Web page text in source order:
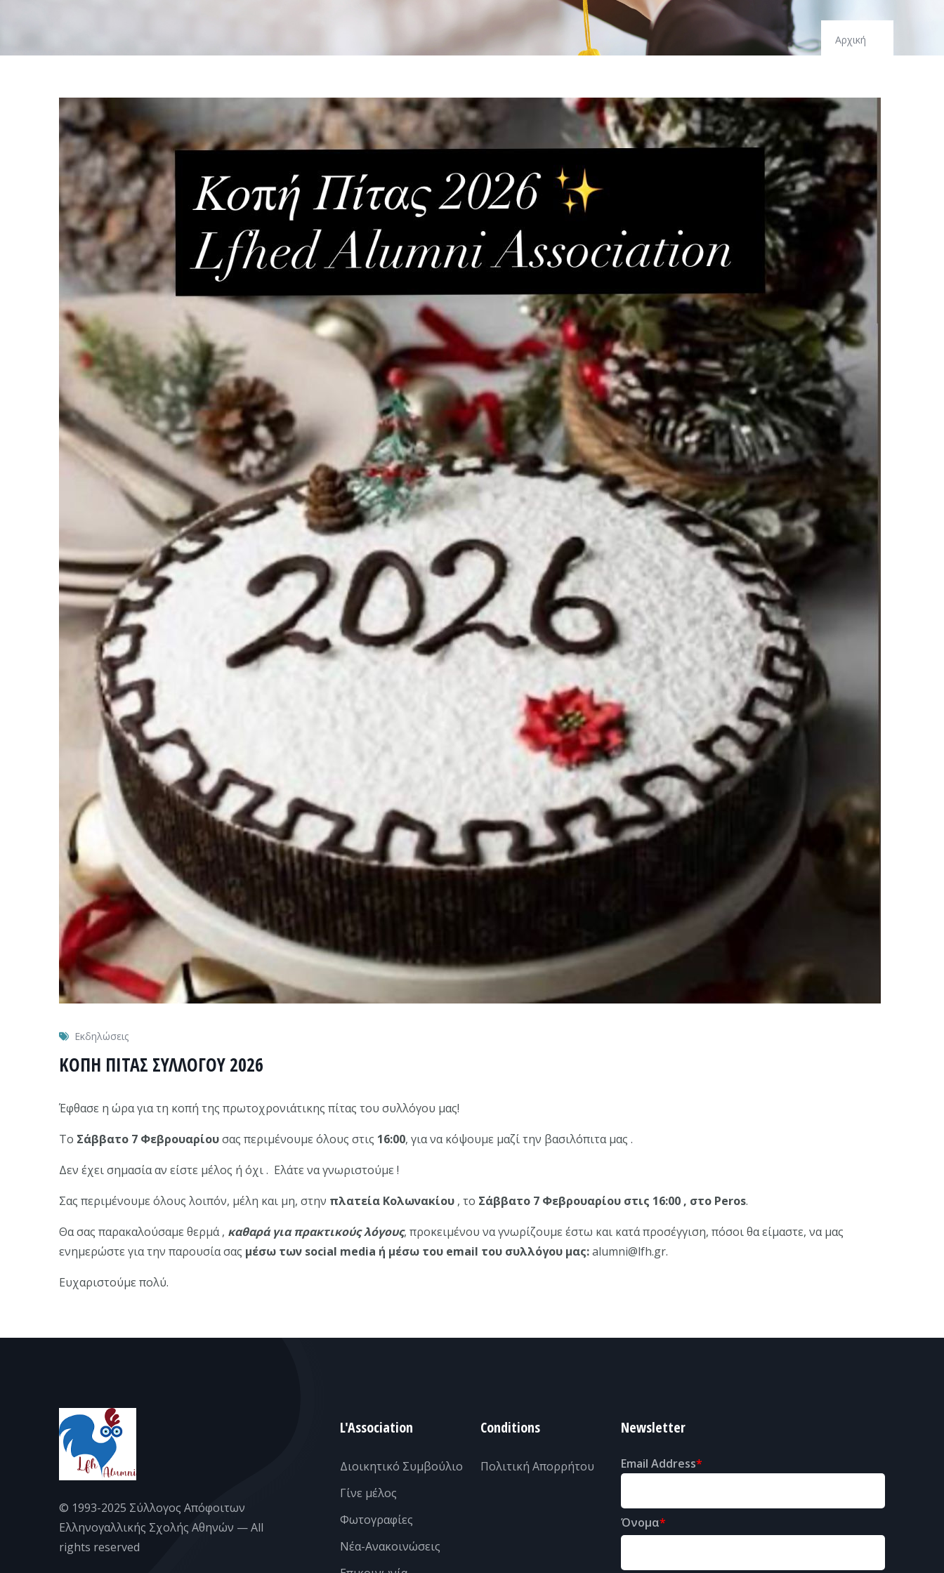
Αρχική
Εκδηλώσεις
ΚΟΠΗ ΠΙΤΑΣ ΣΥΛΛΟΓΟΥ 2026
Έφθασε η ώρα για τη κοπή της πρωτοχρονιάτικης πίτας του συλλόγου μας!
Το Σάββατο 7 Φεβρουαρίουσας περιμένουμε όλους στις 16:00, για να κόψουμε μαζί την βασιλόπιτα μας .
Δεν έχει σημασία αν είστε μέλος ή όχι . Ελάτε να γνωριστούμε !
Σας περιμένουμε όλους λοιπόν, μέλη και μη, στην πλατεία Κολωνακίου , το Σάββατο 7 Φεβρουαρίου στις 16:00 , στο Peros.
Θα σας παρακαλούσαμε θερμά , καθαρά για πρακτικούς λόγους, προκειμένου να γνωρίζουμε έστω και κατά προσέγγιση, πόσοι θα είμαστε, να μας
ενημερώστε για την παρουσία σας μέσω των social media ή μέσω του email του συλλόγου μας:alumni@lfh.gr.
Ευχαριστούμε πολύ.
© 1993-2025 Σύλλογος Απόφοιτων
Ελληνογαλλικής Σχολής Αθηνών — All
rights reserved
L'Association
Διοικητικό Συμβούλιο
Γίνε μέλος
Φωτογραφίες
Νέα-Ανακοινώσεις
Conditions
Πολιτική Απορρήτου
Newsletter
Email Address
Όνομα